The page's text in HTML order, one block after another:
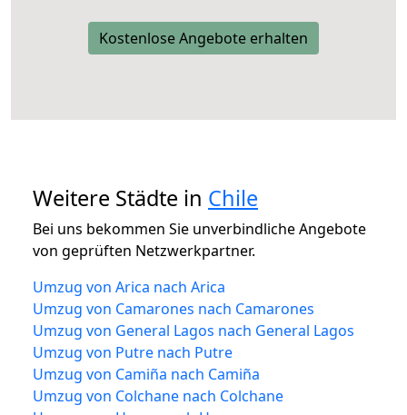
Kostenlose Angebote erhalten
Weitere Städte in Chile
Bei uns bekommen Sie unverbindliche Angebote
von geprüften Netzwerkpartner.
Umzug von Arica nach Arica
Umzug von Camarones nach Camarones
Umzug von General Lagos nach General Lagos
Umzug von Putre nach Putre
Umzug von Camiña nach Camiña
Umzug von Colchane nach Colchane